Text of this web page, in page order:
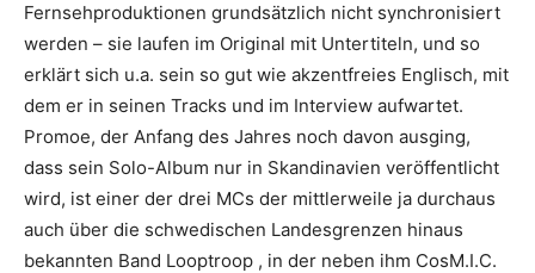
Fernsehproduktionen grundsätzlich nicht synchronisiert
werden – sie laufen im Original mit Untertiteln, und so
erklärt sich u.a. sein so gut wie akzentfreies Englisch, mit
dem er in seinen Tracks und im Interview aufwartet.
Promoe, der Anfang des Jahres noch davon ausging,
dass sein Solo-Album nur in Skandinavien veröffentlicht
wird, ist einer der drei MCs der mittlerweile ja durchaus
auch über die schwedischen Landesgrenzen hinaus
bekannten Band Looptroop , in der neben ihm CosM.I.C.